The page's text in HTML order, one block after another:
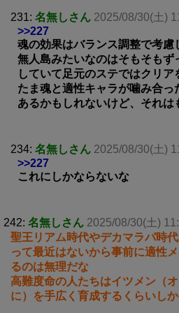
231: 名無しさん 2025/08/30(土)
>>227
魂の効果はバランス調整で考慮
無人島みたいなのはそもそも
していて足元のステではクリ
たま魂と適性キャラが噛み合
あるかもしれないけど、それは
234: 名無しさん 2025/08/30(土)
>>227
これにしかならないな
242: 名無しさん 2025/08/30(土)
聖王リアム時代やデカマラパ時
って最近はないから事前に適性
るのは無理だな
高難度命の人たちはイツメン（
に）を手広く育成するくらいし